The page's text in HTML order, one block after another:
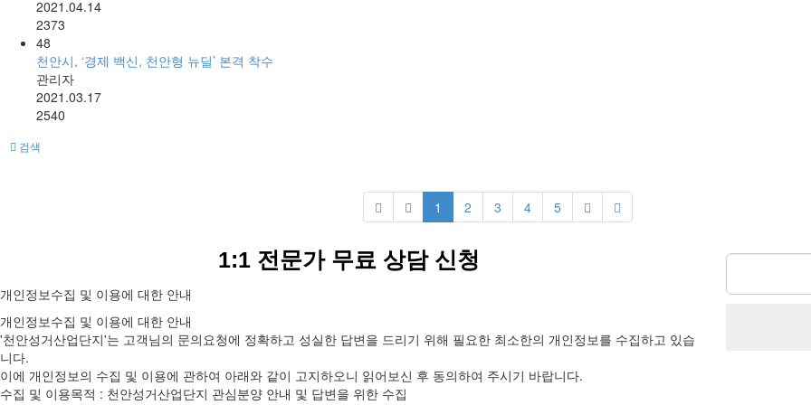
2021.04.14
2373
48
천안시, ‘경제 백신, 천안형 뉴딜’ 본격 착수
관리자
2021.03.17
2540
검색
1 2 3 4 5
1:1 전문가 무료 상담 신청
개인정보수집 및 이용에 대한 안내
개인정보수집 및 이용에 대한 안내
'천안성거산업단지'는 고객님의 문의요청에 정확하고 성실한 답변을 드리기 위해 필요한 최소한의 개인정보를 수집하고 있습
니다.
이에 개인정보의 수집 및 이용에 관하여 아래와 같이 고지하오니 읽어보신 후 동의하여 주시기 바랍니다.
수집 및 이용목적 : 천안성거산업단지 관심분양 안내 및 답변을 위한 수집